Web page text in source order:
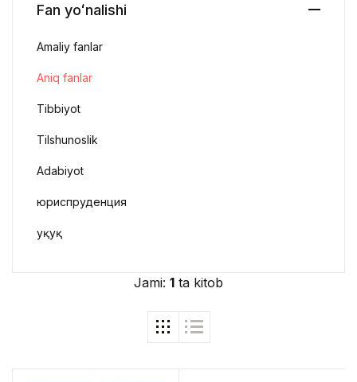
Jami: 1 ta kitob
Fan yoʻnalishi
Amaliy fanlar
Aniq fanlar
Tibbiyot
Tilshunoslik
Adabiyot
юриспруденция
Ҳуқуқ